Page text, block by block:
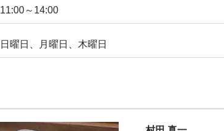
11:00～14:00
日曜日、月曜日、木曜日